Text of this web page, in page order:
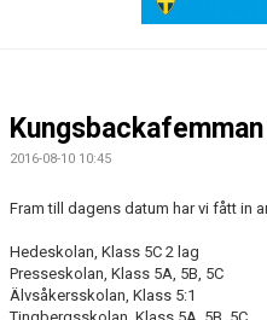
MATCHER
KALENDER
LEDARE
FÖRENINGSINFO
2016-08-10 10:45
Fram till dagens datum har vi fått in
Hedeskolan, Klass 5C 2 lag
Presseskolan, Klass 5A, 5B, 5C
Älvsåkersskolan, Klass 5:1